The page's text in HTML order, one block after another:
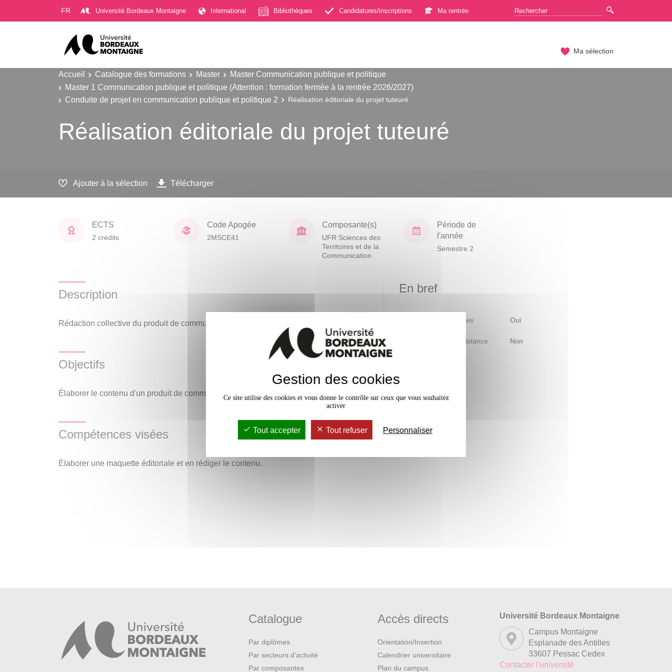
FR Université Bordeaux Montaigne International Bibliothèques Candidatures/inscriptions Ma rentrée
Ma sélection
Accueil Catalogue des formations Master
Master Communication publique et politique
Master 1 Communication publique et politique (Attention : formation fermée à la rentrée 2026/2027)
Conduite de projet en communication publique et politique 2
Réalisation éditoriale du projet tuteuré
Réalisation éditoriale du projet tuteuré
Ajouter à la sélection Télécharger
ECTS
2 crédits
Code Apogée
2MSCE41
Composante(s)
UFR Sciences des
Territoires et de la
Communication
Période de
l'année
Semestre 2
Description
Rédaction collective du produit de communication sur un thème annuel.
Objectifs
Élaborer le contenu d'un produit de communication publique ou politique.
Compétences visées
Élaborer une maquette éditoriale et en rédiger le contenu.
En bref
Mobilité d'études Oui
Accessible à distance Non
Catalogue
Par diplômes
Par secteurs d’activité
Par composantes
Accès directs
Orientation/Insertion
Calendrier universitaire
Plan du campus
Université Bordeaux Montaigne
Campus Montaigne
Esplanade des Antilles
33607 Pessac Cedex
Contacter l'université
Gestion des cookies
Ce site utilise des cookies et vous donne le contrôle sur ceux que vous souhaitez
activer
Tout accepter Tout refuser Personnaliser